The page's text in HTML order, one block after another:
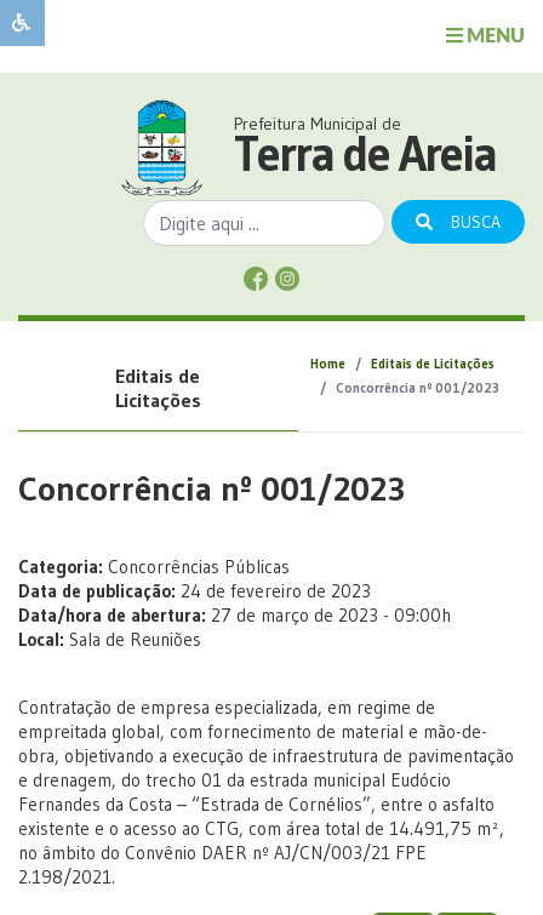
MENU
Sobre
Sobre
Prefeitura Municipal de
Terra de Areia
BUSCA
Editais de
Licitações
Home
Editais de Licitações
Concorrência nº 001/2023
Concorrência nº 001/2023
Categoria: Concorrências Públicas
Data de publicação: 24 de fevereiro de 2023
Data/hora de abertura: 27 de março de 2023 - 09:00h
Local: Sala de Reuniões
Contratação de empresa especializada, em regime de
empreitada global, com fornecimento de material e mão-de-
obra, objetivando a execução de infraestrutura de pavimentação
e drenagem, do trecho 01 da estrada municipal Eudócio
Fernandes da Costa – “Estrada de Cornélios”, entre o asfalto
existente e o acesso ao CTG, com área total de 14.491,75 m²,
no âmbito do Convênio DAER nº AJ/CN/003/21 FPE
2.198/2021.